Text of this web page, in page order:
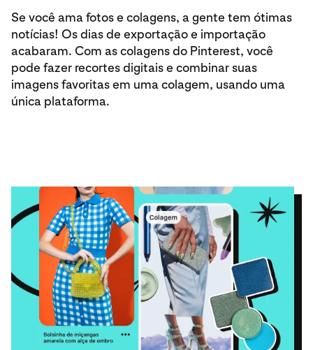
Se você ama fotos e colagens, a gente tem ótimas
notícias! Os dias de exportação e importação
acabaram. Com as colagens do Pinterest, você
pode fazer recortes digitais e combinar suas
imagens favoritas em uma colagem, usando uma
única plataforma.